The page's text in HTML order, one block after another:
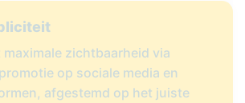
zichtbaarheid via
op sociale media en
afgestemd op het juiste